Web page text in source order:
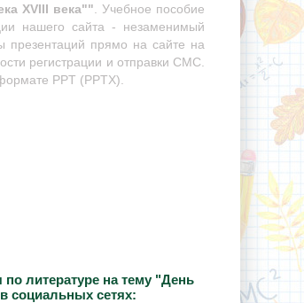
XVIII века"". Учебное пособие
нашего сайта - незаменимый
презентаций прямо на сайте на
регистрации и отправки СМС.
PPT (PPTX).
литературе на тему "День
социальных сетях: